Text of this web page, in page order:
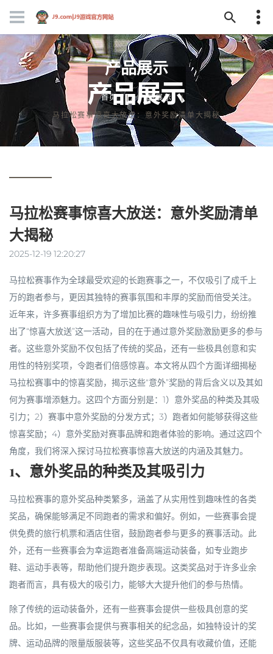
产品展示
首页
产品展示
马拉松赛事惊喜大放送：意外奖励清单大揭秘
马拉松赛事惊喜大放送：意外奖励清单
大揭秘
2025-12-19 12:20:27
马拉松赛事作为全球最受欢迎的长跑赛事之一，不仅吸引了成千上
万的跑者参与，更因其独特的赛事氛围和丰厚的奖励而倍受关注。
近年来，许多赛事组织方为了增加比赛的趣味性与吸引力，纷纷推
出了“惊喜大放送”这一活动，目的在于通过意外奖励激励更多的参与
者。这些意外奖励不仅包括了传统的奖品，还有一些极具创意和实
用性的特别奖项，令跑者们倍感惊喜。本文将从四个方面详细揭秘
马拉松赛事中的惊喜奖励，揭示这些“意外”奖励的背后含义以及其如
何为赛事增添魅力。这四个方面分别是：1）意外奖品的种类及其吸
引力；2）赛事中意外奖励的分发方式；3）跑者如何能够获得这些
惊喜奖励；4）意外奖励对赛事品牌和跑者体验的影响。通过这四个
角度，我们将深入探讨马拉松赛事惊喜大放送的内涵及其魅力。
1、意外奖品的种类及其吸引力
马拉松赛事的意外奖品种类繁多，涵盖了从实用性到趣味性的各类
奖品，确保能够满足不同跑者的需求和偏好。例如，一些赛事会提
供免费的旅行机票和酒店住宿，鼓励跑者参与更多的赛事活动。此
外，还有一些赛事会为幸运跑者准备高端运动装备，如专业跑步
鞋、运动手表等，帮助他们提升跑步表现。这类奖品对于许多业余
跑者而言，具有极大的吸引力，能够大大提升他们的参与热情。
除了传统的运动装备外，还有一些赛事会提供一些极具创意的奖
品。比如，一些赛事会提供与赛事相关的纪念品，如独特设计的奖
牌、运动品牌的限量版服装等，这些奖品不仅具有收藏价值，还能